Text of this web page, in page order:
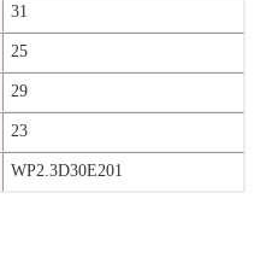
31
25
29
23
WP2.3D30E201